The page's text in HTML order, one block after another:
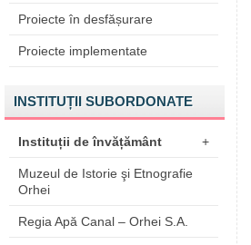
Proiecte în desfășurare
Proiecte implementate
INSTITUȚII SUBORDONATE
Instituții de învățământ +
Muzeul de Istorie şi Etnografie
Orhei
Regia Apă Canal – Orhei S.A.